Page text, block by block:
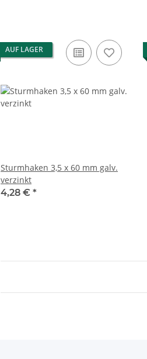
AUF LAGER
Sturmhaken 3,5 x 60 mm galv.
verzinkt
4,28 € *